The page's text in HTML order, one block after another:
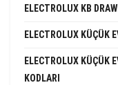
ELECTROLUX KB
ELECTROLUX KÜÇÜK
ELECTROLUX KÜÇÜK
KODLARI